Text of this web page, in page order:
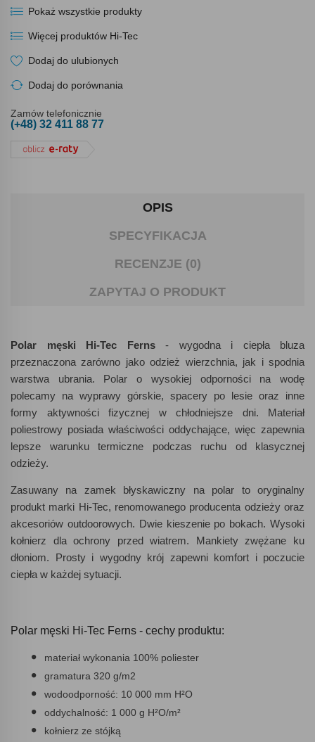
Pokaż wszystkie produkty
Więcej produktów Hi-Tec
Dodaj do ulubionych
Dodaj do porównania
Zamów telefonicznie
(+48) 32 411 88 77
OPIS
SPECYFIKACJA
RECENZJE (0)
ZAPYTAJ O PRODUKT
Polar męski Hi-Tec Ferns- wygodna i ciepła bluza
przeznaczona zarówno jako odzież wierzchnia, jak i spodnia
warstwa ubrania. Polar o wysokiej odporności na wodę
polecamy na wyprawy górskie, spacery po lesie oraz inne
formy aktywności fizycznej w chłodniejsze dni. Materiał
poliestrowy posiada właściwości oddychające, więc zapewnia
lepsze warunku termiczne podczas ruchu od klasycznej
odzieży.
Zasuwany na zamek błyskawiczny na polar to oryginalny
produkt marki Hi-Tec, renomowanego producenta odzieży oraz
akcesoriów outdoorowych. Dwie kieszenie po bokach. Wysoki
kołnierz dla ochrony przed wiatrem. Mankiety zwężane ku
dłoniom. Prosty i wygodny krój zapewni komfort i poczucie
ciepła w każdej sytuacji.
Polar męski Hi-Tec Ferns - cechy produktu:
materiał wykonania 100% poliester
gramatura 320 g/m2
wodoodporność: 10 000 mm H²O
oddychalność: 1 000 g H²O/m²
kołnierz ze stójką